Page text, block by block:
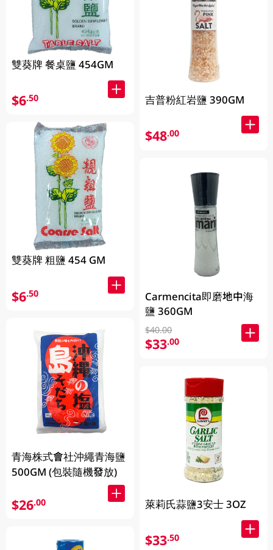
雙葵牌 餐桌鹽 454GM
$6.50
雙葵牌 粗鹽 454 GM
$6.50
青海株式會社沖繩青海鹽
500GM (包裝隨機發放)
$26.00
吉普粉紅岩鹽 390GM
$48.00
Carmencita即磨地中海
鹽 360GM
$40.00
$33.00
萊莉氏蒜鹽3安士 3OZ
$33.50